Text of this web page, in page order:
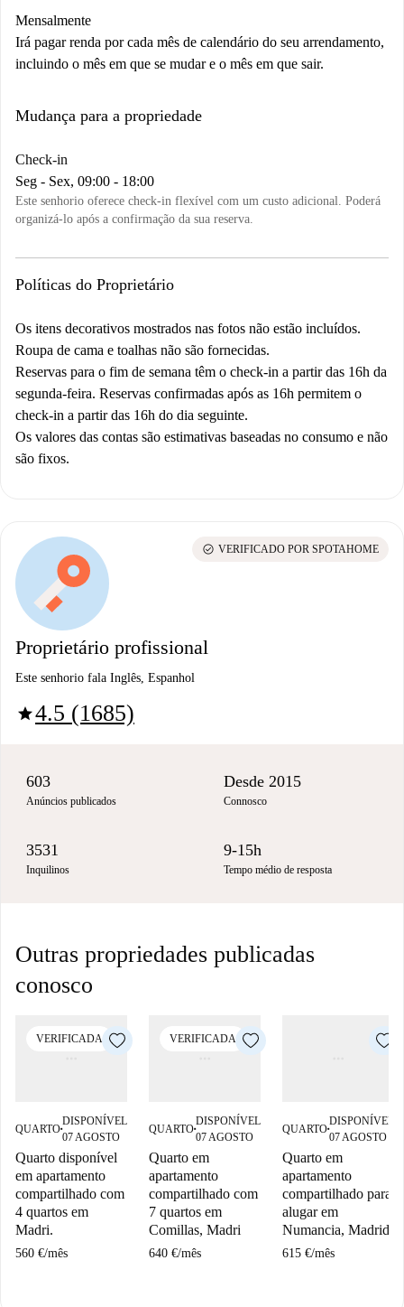
Mensalmente
Irá pagar renda por cada mês de calendário do seu arrendamento,
incluindo o mês em que se mudar e o mês em que sair.
Mudança para a propriedade
Check-in
Seg - Sex, 09:00 - 18:00
Este senhorio oferece check-in flexível com um custo adicional. Poderá
organizá-lo após a confirmação da sua reserva.
Políticas do Proprietário
Os itens decorativos mostrados nas fotos não estão incluídos.
Roupa de cama e toalhas não são fornecidas.
Reservas para o fim de semana têm o check-in a partir das 16h da
segunda-feira. Reservas confirmadas após as 16h permitem o
check-in a partir das 16h do dia seguinte.
Os valores das contas são estimativas baseadas no consumo e não
são fixos.
Proprietário profissional
Este senhorio fala Inglês, Espanhol
star4.5 (1685)
check_circle VERIFICADO POR SPOTAHOME
603
Anúncios publicados
Desde 2015
Connosco
3531
Inquilinos
9-15h
Tempo médio de resposta
Outras propriedades publicadas
conosco
VERIFICADA
QUARTO■
DISPONÍVEL
07 AGOSTO
Quarto disponível
em apartamento
compartilhado com
4 quartos em
Madri.
560 €/mês
VERIFICADA
QUARTO■
DISPONÍVEL
07 AGOSTO
Quarto em
apartamento
compartilhado com
7 quartos em
Comillas, Madri
640 €/mês
QUARTO■
DISPONÍVEL
07 AGOSTO
Quarto em
apartamento
compartilhado para
alugar em
Numancia, Madrid
615 €/mês